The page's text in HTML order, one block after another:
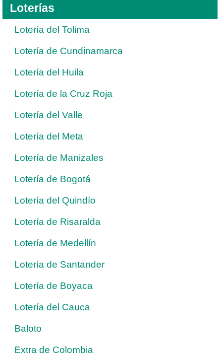
Loterías
Lotería del Tolima
Lotería de Cundinamarca
Lotería del Huila
Lotería de la Cruz Roja
Lotería del Valle
Lotería del Meta
Lotería de Manizales
Lotería de Bogotá
Lotería del Quindío
Lotería de Risaralda
Lotería de Medellín
Lotería de Santander
Lotería de Boyaca
Lotería del Cauca
Baloto
Extra de Colombia